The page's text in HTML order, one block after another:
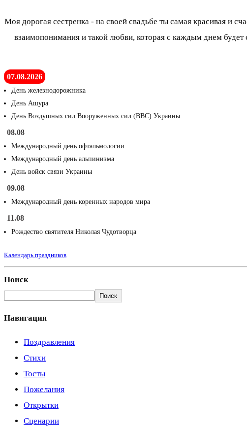
Моя дорогая сестренка - на своей свадьбе ты самая красивая и
взаимопонимания и такой любви, которая с каждым днем будет
07.08.2026
День железнодорожника
День Ашура
День Воздушных сил Вооруженных сил (ВВС) Украины
08.08
Международный день офтальмологии
Международный день альпинизма
День войск связи Украины
09.08
Международный день коренных народов мира
11.08
Рождество святителя Николая Чудотворца
Календарь праздников
Поиск
Поиск
Навигация
Поздравления
Стихи
Тосты
Пожелания
Открытки
Сценарии